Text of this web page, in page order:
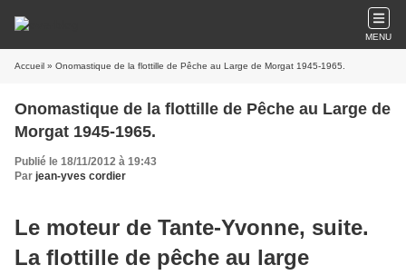
MENU
Accueil » Onomastique de la flottille de Pêche au Large de Morgat 1945-1965.
Onomastique de la flottille de Pêche au Large de
Morgat 1945-1965.
Publié le 18/11/2012 à 19:43
Par jean-yves cordier
Le moteur de Tante-Yvonne, suite.
La flottille de pêche au large